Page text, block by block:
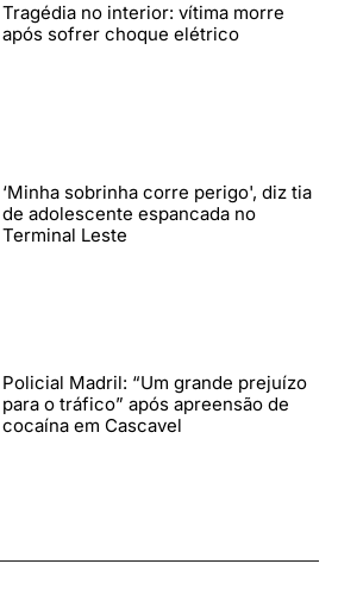
Tragédia no interior: vítima morre
após sofrer choque elétrico
‘Minha sobrinha corre perigo', diz tia
de adolescente espancada no
Terminal Leste
Policial Madril: “Um grande prejuízo
para o tráfico” após apreensão de
cocaína em Cascavel